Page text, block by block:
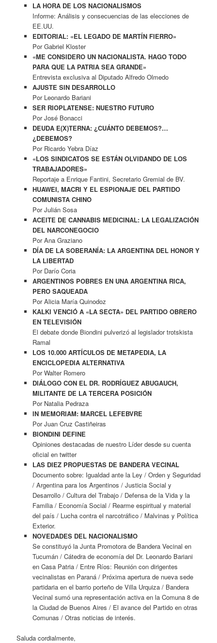
LA HORA DE LOS NACIONALISMOS
Informe: Análisis y consecuencias de las elecciones de
EE.UU.
EDITORIAL: «EL LEGADO DE MARTÍN FIERRO»
Por Gabriel Kloster
«ME CONSIDERO UN NACIONALISTA. HAGO TODO
PARA QUE LA PATRIA SEA GRANDE»
Entrevista exclusiva al Diputado Alfredo Olmedo
AJUSTE SIN DESARROLLO
Por Leonardo Bariani
SER RIOPLATENSE: NUESTRO FUTURO
Por José Bonacci
DEUDA E(X)TERNA: ¿CUÁNTO DEBEMOS?…
¿DEBEMOS?
Por Ricardo Yebra Díaz
«LOS SINDICATOS SE ESTÁN OLVIDANDO DE LOS
TRABAJADORES»
Reportaje a Enrique Fantini, Secretario Gremial de BV.
HUAWEI, MACRI Y EL ESPIONAJE DEL PARTIDO
COMUNISTA CHINO
Por Julián Sosa
ACEITE DE CANNABIS MEDICINAL: LA LEGALIZACIÓN
DEL NARCONEGOCIO
Por Ana Graziano
DÍA DE LA SOBERANÍA: LA ARGENTINA DEL HONOR Y
LA LIBERTAD
Por Darío Coria
ARGENTINOS POBRES EN UNA ARGENTINA RICA,
PERO SAQUEADA
Por Alicia María Quinodoz
KALKI VENCIÓ A «LA SECTA» DEL PARTIDO OBRERO
EN TELEVISIÓN
El debate donde Biondini pulverizó al legislador trotskista
Ramal
LOS 10.000 ARTÍCULOS DE METAPEDIA, LA
ENCICLOPEDIA ALTERNATIVA
Por Walter Romero
DIÁLOGO CON EL DR. RODRÍGUEZ ABUGAUCH,
MILITANTE DE LA TERCERA POSICIÓN
Por Natalia Pedraza
IN MEMORIAM: MARCEL LEFEBVRE
Por Juan Cruz Castiñeiras
BIONDINI DEFINE
Opiniones destacadas de nuestro Líder desde su cuenta
oficial en twitter
LAS DIEZ PROPUESTAS DE BANDERA VECINAL
Documento sobre: Igualdad ante la Ley / Orden y Seguridad
/ Argentina para los Argentinos / Justicia Social y
Desarrollo / Cultura del Trabajo / Defensa de la Vida y la
Familia / Economía Social / Rearme espiritual y material
del país / Lucha contra el narcotráfico / Malvinas y Política
Exterior.
NOVEDADES DEL NACIONALISMO
Se constituyó la Junta Promotora de Bandera Vecinal en
Tucumán / Cátedra de economía del Dr. Leonardo Bariani
en Casa Patria / Entre Ríos: Reunión con dirigentes
vecinalistas en Paraná / Próxima apertura de nueva sede
partidaria en el barrio porteño de Villa Urquiza / Bandera
Vecinal sumó una representación activa en la Comuna 8 de
la Ciudad de Buenos Aires / El avance del Partido en otras
Comunas / Otras noticias de interés.
Saluda cordialmente,